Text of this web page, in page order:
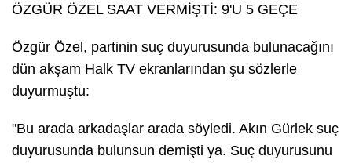
ÖZGÜR ÖZEL SAAT VERMİŞTİ: 9'U 5 GEÇE
Özgür Özel, partinin suç duyurusunda bulunacağını
dün akşam Halk TV ekranlarından şu sözlerle
duyurmuştu:
"Bu arada arkadaşlar arada söyledi. Akın Gürlek suç
duyurusunda bulunsun demişti ya. Suç duyurusunu